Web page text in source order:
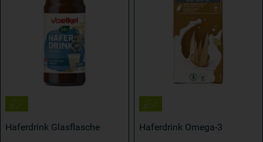
Haferdrink Glasflasche Haferdrink Omega-3